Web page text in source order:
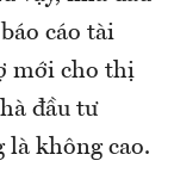
cáo tài
mới cho thị
đầu tư
là không cao.